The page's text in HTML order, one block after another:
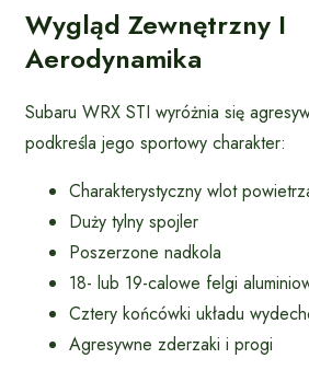
Wygląd Zewnętrzny I
Aerodynamika
Subaru WRX STI wyróżnia się
podkreśla jego sportowy charakter:
Charakterystyczny wlot
Duży tylny spojler
Poszerzone nadkola
18- lub 19-calowe felgi
Cztery końcówki układu
Agresywne zderzaki i progi